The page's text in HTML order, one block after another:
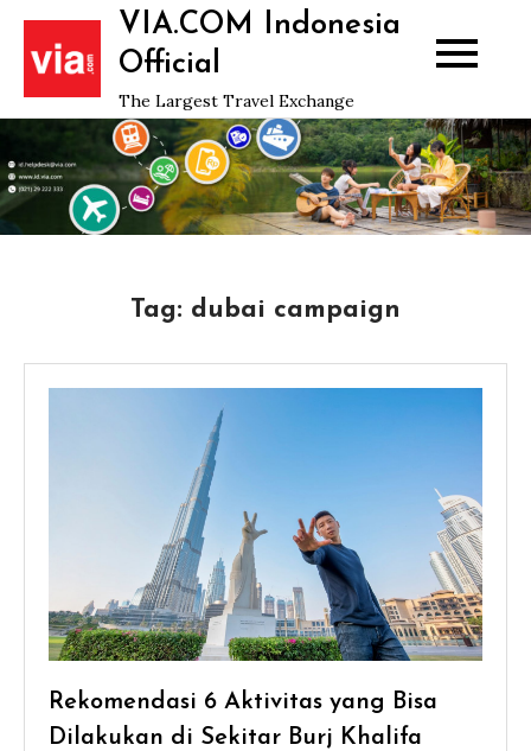
Skip
content
VIA.COM Indonesia
Official
The Largest Travel Exchange
Tag: dubai campaign
Rekomendasi 6 Aktivitas yang Bisa
Dilakukan di Sekitar Burj Khalifa